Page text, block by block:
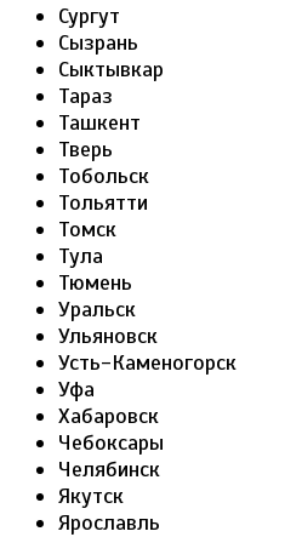
Сургут
Сызрань
Сыктывкар
Тараз
Ташкент
Тверь
Тобольск
Тольятти
Томск
Тула
Тюмень
Уральск
Ульяновск
Усть-Каменогорск
Уфа
Хабаровск
Чебоксары
Челябинск
Якутск
Ярославль